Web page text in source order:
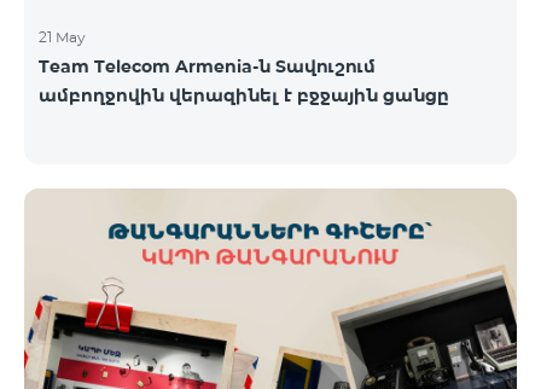
21 May
Team Telecom Armenia-ն Տավուշում
ամբողջովին վերազինել է բջջային ցանցը